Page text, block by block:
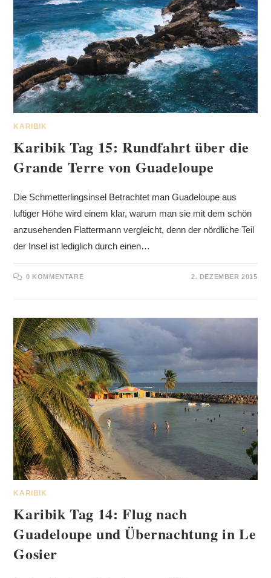
KARIBIK
Karibik Tag 15: Rundfahrt über die
Grande Terre von Guadeloupe
Die Schmetterlingsinsel Betrachtet man Guadeloupe aus
luftiger Höhe wird einem klar, warum man sie mit dem schön
anzusehenden Flattermann vergleicht, denn der nördliche Teil
der Insel ist lediglich durch einen…
0 KOMMENTARE 2. DEZEMBER 2015
KARIBIK
Karibik Tag 14: Flug nach
Guadeloupe und Übernachtung in Le
Gosier